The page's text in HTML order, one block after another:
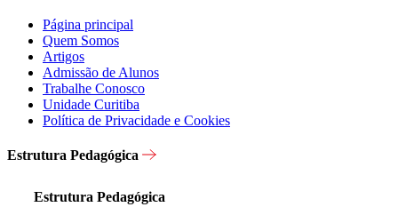
Página principal
Quem Somos
Artigos
Admissão de Alunos
Trabalhe Conosco
Unidade Curitiba
Política de Privacidade e Cookies
Estrutura Pedagógica
Estrutura Pedagógica